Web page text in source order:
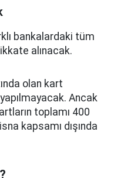
bankalardaki tüm
alınacak.
olan kart
Ancak
toplamı 400
kapsamı dışında